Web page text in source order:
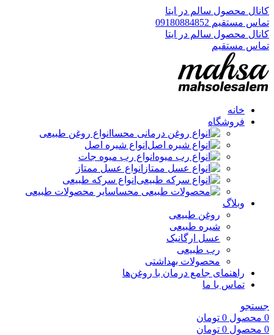
کانال محصول سالم در ایتا
تماس مستقیم 09180884852
کانال محصول سالم در ایتا
تماس مستقیم
خانه
فروشگاه
انواع روغن طبیعی
انواع شیره اصل
انواع رب میوه جات
انواع عسل ممتاز
انواع سرکه طبیعی
سایر محصولات طبیعی
وبلاگ
روغن طبیعی
شیره طبیعی
عسل ارگانیک
رب طبیعی
محصولات بهداشتی
راهنمای جامع درمان با روغن‌ها
تماس با ما
جستجو
0 محصول 0 تومان
0 محصول 0 تومان